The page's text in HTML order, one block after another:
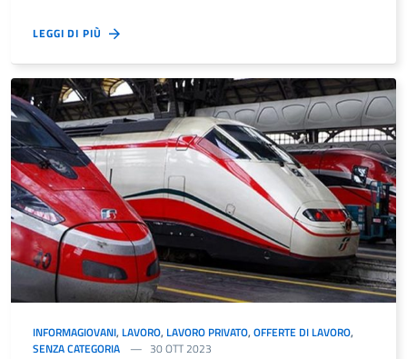
LEGGI DI PIÙ
INFORMAGIOVANI, LAVORO, LAVORO PRIVATO, OFFERTE DI LAVORO,
SENZA CATEGORIA
30 OTT 2023